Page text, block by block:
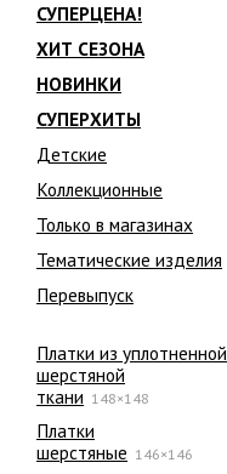
СУПЕРЦЕНА!
ХИТ СЕЗОНА
НОВИНКИ
СУПЕРХИТЫ
Детские
Коллекционные
Только в магазинах
Тематические изделия
Перевыпуск
Платки из уплотненной
шерстяной
ткани 148×148
Платки
шерстяные 146×146